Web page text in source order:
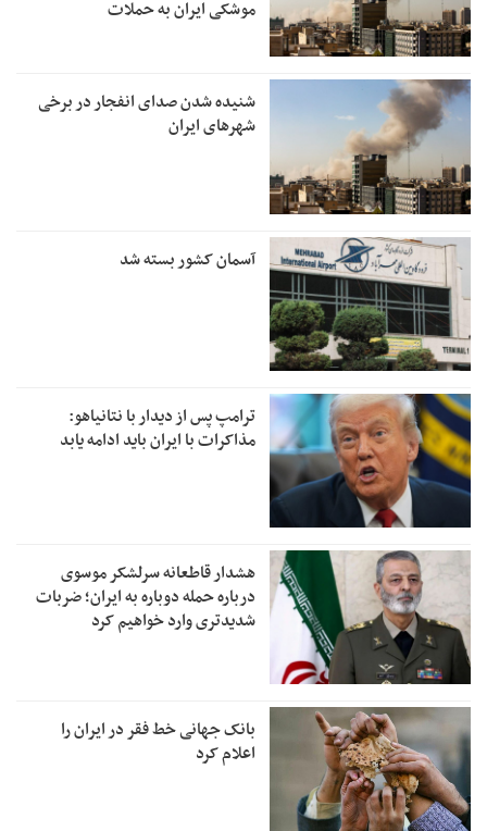
موشکی ایران به حملات
شنیده شدن صدای انفجار در برخی
شهرهای ایران
آسمان کشور بسته شد
ترامپ پس از دیدار با نتانیاهو:
مذاکرات با ایران باید ادامه یابد
هشدار قاطعانه سرلشکر موسوی
درباره حمله دوباره به ایران؛ ضربات
شدیدتری وارد خواهیم کرد
بانک جهانی خط فقر در ایران را
اعلام کرد